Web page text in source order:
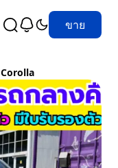
ขาย
Corolla